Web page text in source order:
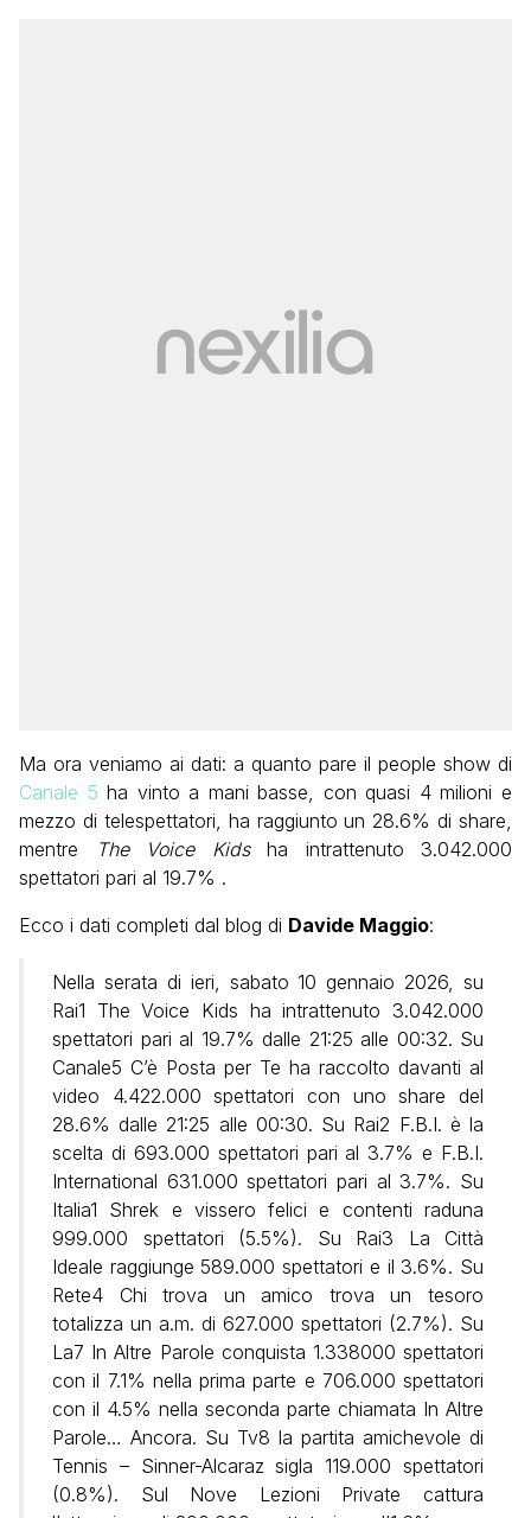
Ma ora veniamo ai dati: a quanto pare il people show di
Canale 5 ha vinto a mani basse, con quasi 4 milioni e
mezzo di telespettatori, ha raggiunto un 28.6% di share,
mentre
The Voice Kidsha intrattenuto 3.042.000
spettatori pari al 19.7% .
Ecco i dati completi dal blog di Davide Maggio:
Nella serata di ieri, sabato 10 gennaio 2026, su
Rai1 The Voice Kids ha intrattenuto 3.042.000
spettatori pari al 19.7% dalle 21:25 alle 00:32. Su
Canale5 C’è Posta per Te ha raccolto davanti al
video 4.422.000 spettatori con uno share del
28.6% dalle 21:25 alle 00:30. Su Rai2 F.B.I. è la
scelta di 693.000 spettatori pari al 3.7% e F.B.I.
International 631.000 spettatori pari al 3.7%. Su
Italia1 Shrek e vissero felici e contenti raduna
999.000 spettatori (5.5%). Su Rai3 La Città
Ideale raggiunge 589.000 spettatori e il 3.6%. Su
Rete4 Chi trova un amico trova un tesoro
totalizza un a.m. di 627.000 spettatori (2.7%). Su
La7 In Altre Parole conquista 1.338000 spettatori
con il 7.1% nella prima parte e 706.000 spettatori
con il 4.5% nella seconda parte chiamata In Altre
Parole… Ancora. Su Tv8 la partita amichevole di
Tennis – Sinner-Alcaraz sigla 119.000 spettatori
(0.8%). Sul Nove Lezioni Private cattura